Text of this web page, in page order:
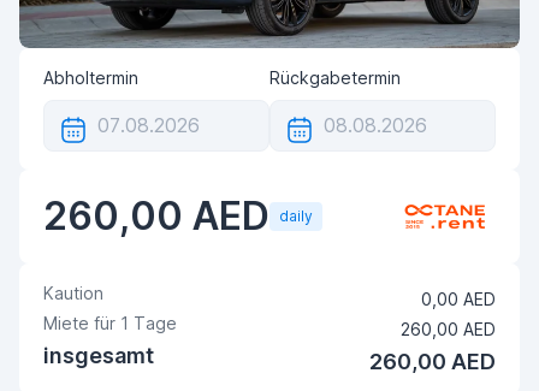
Abholtermin Rückgabetermin
260,00 AED daily
Kaution
0,00 AED
Miete für 1 Tage 260,00 AED
insgesamt 260,00 AED